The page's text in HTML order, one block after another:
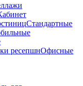
Стандартные
ресепшнОфисные